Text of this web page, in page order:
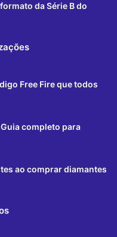
da Série B do
Free Fire que todos
completo para
ao comprar diamantes